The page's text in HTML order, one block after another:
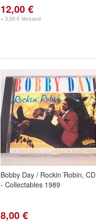
12,00 €
+ 3,00 € Versand
Bobby Day / Rockin´Robin, CD
- Collectables 1989
8,00 €